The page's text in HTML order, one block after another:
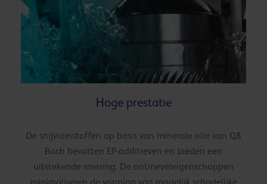
Hoge prestatie
De snijvloeistoffen op basis van minerale olie van Q8
Bach bevatten EP-additieven en bieden een
uitstekende smering. De antineveleigenschappen